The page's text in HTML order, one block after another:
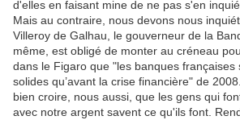
d'elles en faisant mine de ne pas s'en
Mais au contraire, nous devons nous
Villeroy de Galhau, le gouverneur de la
même, est obligé de monter au créneau
dans le Figaro que "les banques françaises
solides qu’avant la crise financière" de
bien croire, nous aussi, que les gens qui
avec notre argent savent ce qu'ils font.